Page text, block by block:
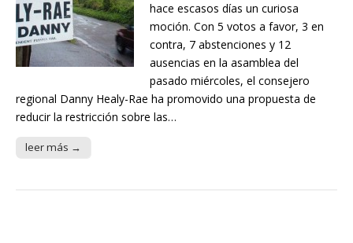
hace escasos días un curiosa
moción. Con 5 votos a favor, 3 en
contra, 7 abstenciones y 12
ausencias en la asamblea del
pasado miércoles, el consejero
regional Danny Healy-Rae ha promovido una propuesta de
reducir la restricción sobre las…
leer más →